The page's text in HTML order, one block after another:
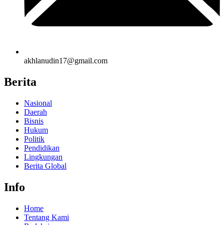
akhlanudin17@gmail.com
Berita
Nasional
Daerah
Bisnis
Hukum
Politik
Pendidikan
Lingkungan
Berita Global
Info
Home
Tentang Kami